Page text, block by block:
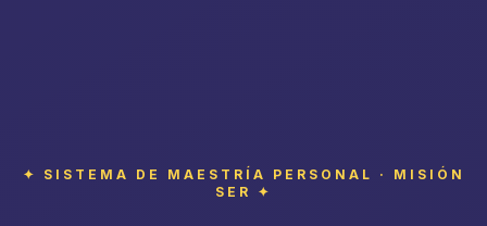
✦ SISTEMA DE MAESTRÍA PERSONAL · MISIÓN
SER ✦